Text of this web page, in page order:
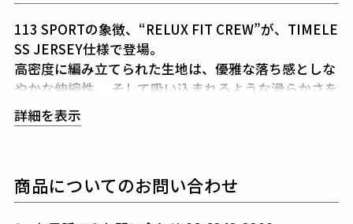
113 SPORTの象徴、“RELUX FIT CREW”が、TIMELE
SS JERSEY仕様で登場。
高密度に編み立てられた生地は、優雅な落ち感としな
やかな伸縮性、 そして吸い込まれるような滑らかさを
備え、“極上”の着心地を体現する。
さらに、給水・速乾・UV軽減機能を併せ持ち、
今シーズンより新クルーネックへとリファイン。
天幅と前くりを広げ、余裕ある表情と静かな高級感を
詳細を表示
商品についてのお問い合わせ